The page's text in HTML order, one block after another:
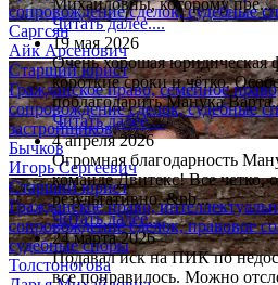
сопровождение сделок, судебные
Саргсян
Айк Арсенович
Старший юрист
Гражданское право, семейное
сопровождение сделок, судебные
застройщиков
Бычков
Игорь Сергеевич
Старший юрист
Гражданское право,
сопровождение сделок, правовое
судебные споры
Толстоногова
Читать далее....
19 мая 2026
Очень хорошая юридическая
короткие сроки и чётко.
поблагодарить Манука
Читать далее....
4 апреля 2026
Огромная благодарность
команде Двитекс! Все четко,
результативно. &nb...
Читать далее....
24 марта 2026
Подавал иск на ПИК по
все понравилось. Можно